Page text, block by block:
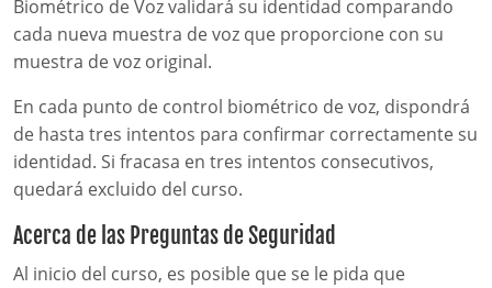
Biométrico de Voz validará su identidad comparando
cada nueva muestra de voz que proporcione con su
muestra de voz original.
En cada punto de control biométrico de voz, dispondrá
de hasta tres intentos para confirmar correctamente su
identidad. Si fracasa en tres intentos consecutivos,
quedará excluido del curso.
Acerca de las Preguntas de Seguridad
Al inicio del curso, es posible que se le pida que